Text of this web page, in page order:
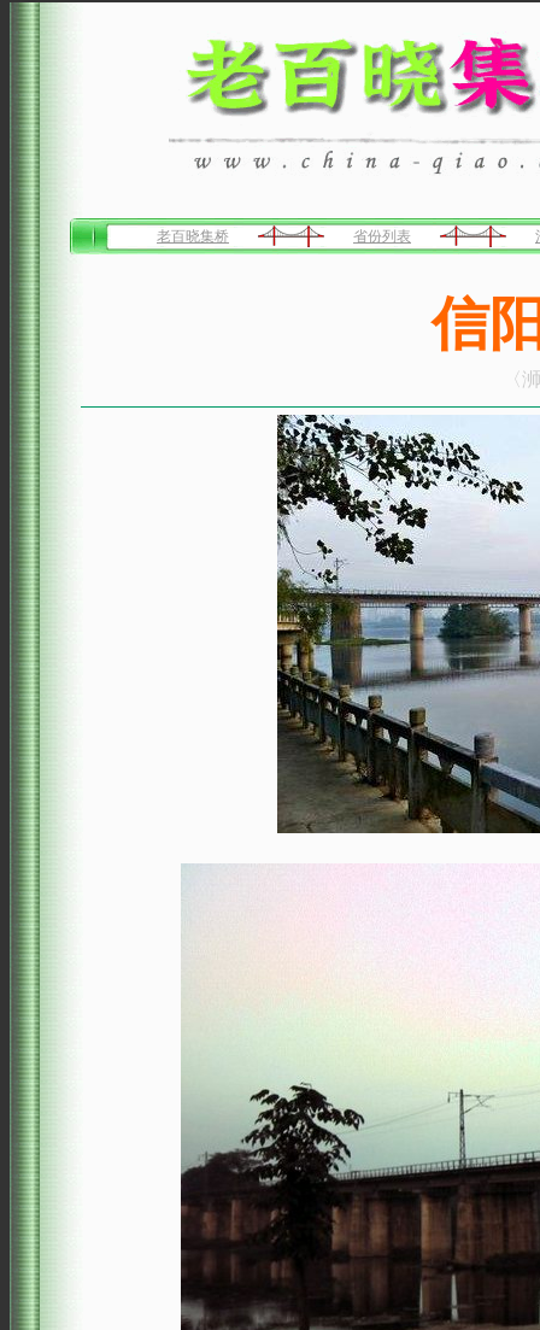
老百晓集桥 省份列表
信
〈